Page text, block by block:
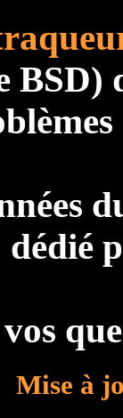
BSD)
dédié
vos
Mise à